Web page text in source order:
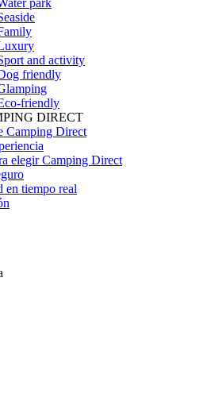
park
and activity
friendly
friendly
DIRECT
Camping Direct
elegir Camping Direct
en tiempo real